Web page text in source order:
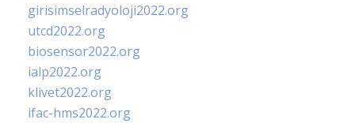
girisimselradyoloji2022.org
utcd2022.org
biosensor2022.org
ialp2022.org
klivet2022.org
ifac-hms2022.org